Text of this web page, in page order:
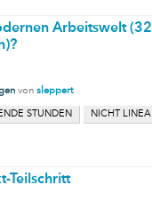
Arbeitswelt
von sleppert
STUNDEN NICHT
Teilschritt